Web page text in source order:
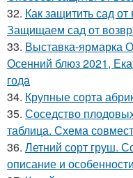
32. Как защитить сад
Защищаем сад от
33. Выставка-ярмарка
Осенний блюз 2021,
года
34. Крупные сорта
35. Соседство
таблица. Схема
36. Летний сорт груш.
описание и